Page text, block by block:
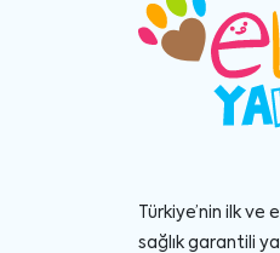
Türkiye’nin ilk ve
sağlık garantili